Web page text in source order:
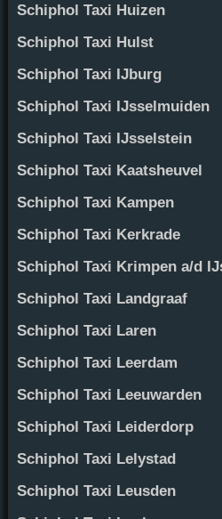
Schiphol Taxi Huizen
Schiphol Taxi Hulst
Schiphol Taxi IJburg
Schiphol Taxi IJsselmuiden
Schiphol Taxi IJsselstein
Schiphol Taxi Kaatsheuvel
Schiphol Taxi Kampen
Schiphol Taxi Kerkrade
Schiphol Taxi Krimpen a/d
Schiphol Taxi Landgraaf
Schiphol Taxi Laren
Schiphol Taxi Leerdam
Schiphol Taxi Leeuwarden
Schiphol Taxi Leiderdorp
Schiphol Taxi Lelystad
Schiphol Taxi Leusden